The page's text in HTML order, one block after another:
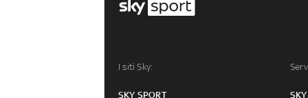
I siti Sky:
SKY SPORT